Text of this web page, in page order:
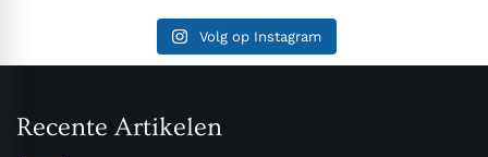
Volg op Instagram
Recente Artikelen